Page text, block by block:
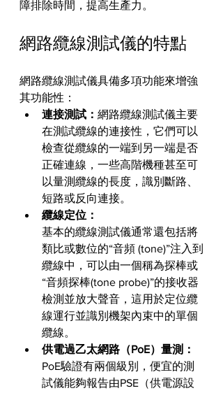
障排除時間，提高生產力。
網路纜線測試儀的特點
網路纜線測試儀具備多項功能來增強
其功能性：
連接測試： 網路纜線測試儀主要
在測試纜線的連接性，它們可以
檢查從纜線的一端到另一端是否
正確連線，一些高階機種甚至可
以量測纜線的長度，識別斷路、
短路或反向連接。
纜線定位：
基本的纜線測試儀通常還包括將
類比或數位的“音頻 (tone)”注入到
纜線中，可以由一個稱為探棒或
“音頻探棒(tone probe)”的接收器
檢測並放大聲音，這用於定位纜
線運行並識別機架內束中的單個
纜線。
供電過乙太網路（PoE）量測：
PoE驗證有兩個級別，便宜的測
試儀能夠報告由PSE（供電源設